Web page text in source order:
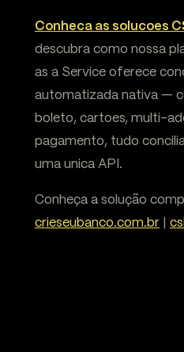
Conheca as solucoes
descubra como nossa
as a Service oferece
automatizada nativa —
boleto, cartoes, multi-
pagamento, tudo
uma unica API.
Conheça a solução
crieseubanco.com.br